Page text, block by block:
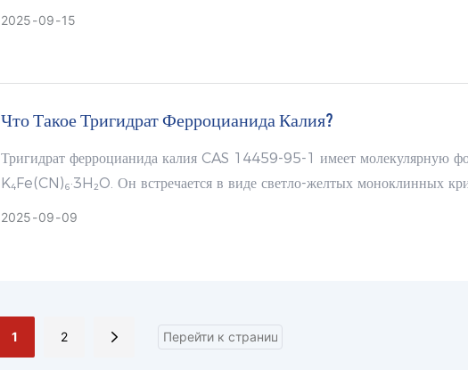
2025 09 15
Что Такое Тригидрат Ферроцианида Калия?
Тригидрат ферроцианида калия CAS 14459-95-1 имеет молекулярную
K₄Fe(CN)₆·3H₂O. Он встречается в виде светло-желтых моноклинных
2025 09 09
1 2